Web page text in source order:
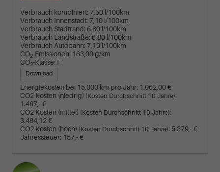
Verbrauch kombiniert: 7,50 l/100km
Verbrauch Innenstadt: 7,10 l/100km
Verbrauch Stadtrand: 6,80 l/100km
Verbrauch Landstraße: 6,80 l/100km
Verbrauch Autobahn: 7,10 l/100km
CO2-Emissionen: 163,00 g/km
CO2-Klasse: F
Download
Energiekosten bei 15.000 km pro Jahr: 1.962,00 €
CO2 Kosten (niedrig) (Kosten Durchschnitt 10 Jahre):
1.467,- €
CO2 Kosten (mittel) (Kosten Durchschnitt 10 Jahre):
3.484,12 €
CO2 Kosten (hoch) (Kosten Durchschnitt 10 Jahre): 5.379,- €
Jahressteuer: 157,- €